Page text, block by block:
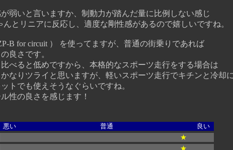
いと言いますか、制動力が踏んだ量に比例しない感じ
リニアに反応し、適度な剛性感があるので嬉しいですね。
for circuit ） を使ってますが、普通の街乗りであれば
良さです。
ると低めですから、本格的なスポーツ走行をする場合は
りツライと思いますが、軽いスポーツ走行でキチンと冷却
でも使えそうなぐらいですね。
の良さを感じます！
悪い 普通
良い
★
★